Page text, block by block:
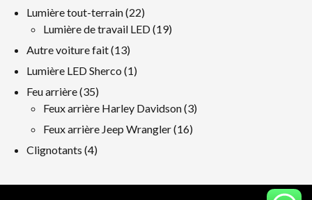
produit
Lumière tout-terrain 2222
produits
Lumière de travail LED 1919
Autre voiture fait 1313
produits
Lumière LED Sherco 11
Feu arrière 3535
produits
Feux arrière Harley Davidson 33
Feux arrière Jeep Wrangler 1616
Clignotants 44